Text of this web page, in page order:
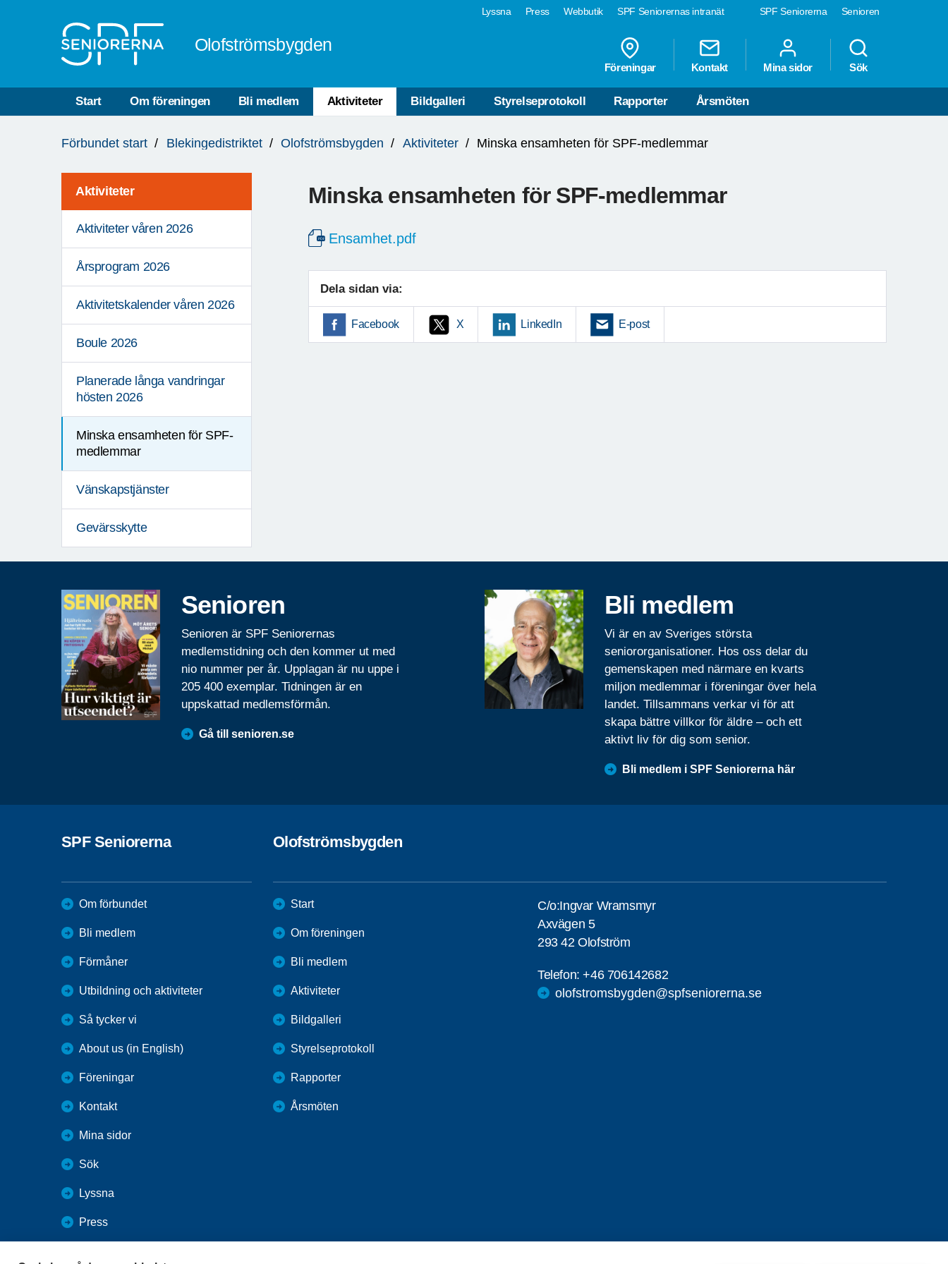
SPF Seniorerna Senioren
Lyssna Press Webbutik SPF Seniorernas intranät
Olofströmsbygden
Föreningar Kontakt Mina sidor Sök
Start Om föreningen Bli medlem Aktiviteter Bildgalleri Styrelseprotokoll Rapporter Årsmöten
är
Förbundet start Blekingedistriktet Olofströmsbygden Aktiviteter Minska ensamheten för SPF-medlemmar
Aktiviteter
Aktiviteter våren 2026
Årsprogram 2026
Aktivitetskalender våren 2026
Boule 2026
Planerade långa vandringar
hösten 2026
Minska ensamheten för SPF-
medlemmar
Vänskapstjänster
Gevärsskytte
Minska ensamheten för SPF-medlemmar
Ensamhet.pdf
Dela sidan via:
Facebook X LinkedIn E-post
Senioren
Senioren är SPF Seniorernas
medlemstidning och den kommer ut med
nio nummer per år. Upplagan är nu uppe i
205 400 exemplar. Tidningen är en
uppskattad medlemsförmån.
Gå till senioren.se
Bli medlem
Vi är en av Sveriges största
seniororganisationer. Hos oss delar du
gemenskapen med närmare en kvarts
miljon medlemmar i föreningar över hela
landet. Tillsammans verkar vi för att
skapa bättre villkor för äldre – och ett
aktivt liv för dig som senior.
Bli medlem i SPF Seniorerna här
SPF Seniorerna
Om förbundet
Bli medlem
Förmåner
Utbildning och aktiviteter
Så tycker vi
About us (in English)
Föreningar
Kontakt
Mina sidor
Sök
Lyssna
Press
Olofströmsbygden
Start
Om föreningen
Bli medlem
Aktiviteter
Bildgalleri
Styrelseprotokoll
Rapporter
Årsmöten
C/o:Ingvar Wramsmyr
Axvägen 5
293 42 Olofström
Telefon:+46 706142682
olofstromsbygden@spfseniorerna.se